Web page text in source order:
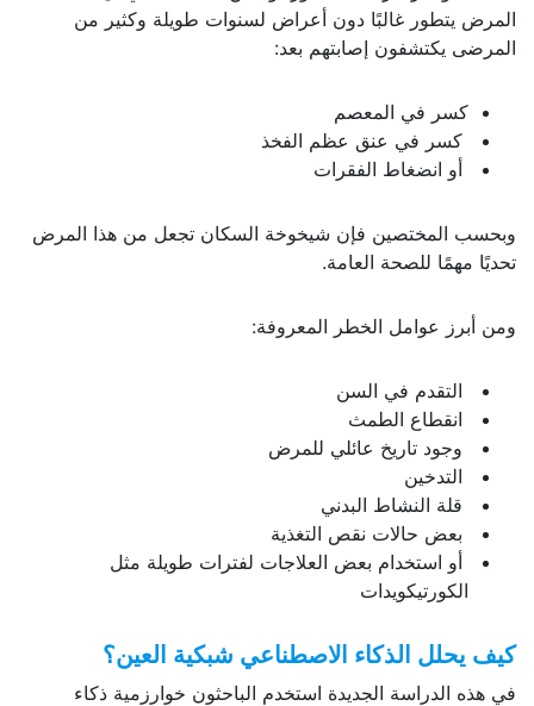
المرض يتطور غالبًا دون أعراض لسنوات طويلة وكثير من
المرضى يكتشفون إصابتهم بعد:
كسر في المعصم
كسر في عنق عظم الفخذ
أو انضغاط الفقرات
وبحسب المختصين فإن شيخوخة السكان تجعل من هذا المرض
تحديًا مهمًا للصحة العامة.
ومن أبرز عوامل الخطر المعروفة:
التقدم في السن
انقطاع الطمث
وجود تاريخ عائلي للمرض
التدخين
قلة النشاط البدني
بعض حالات نقص التغذية
أو استخدام بعض العلاجات لفترات طويلة مثل
الكورتيكويدات
كيف يحلل الذكاء الاصطناعي شبكية العين؟
في هذه الدراسة الجديدة استخدم الباحثون خوارزمية ذكاء